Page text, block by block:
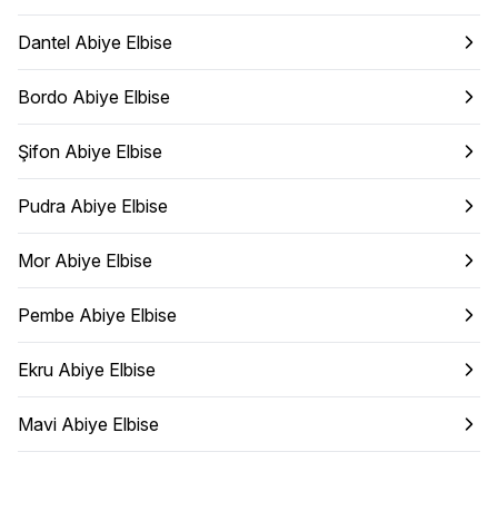
Dantel Abiye Elbise
Bordo Abiye Elbise
Şifon Abiye Elbise
Pudra Abiye Elbise
Mor Abiye Elbise
Pembe Abiye Elbise
Ekru Abiye Elbise
Mavi Abiye Elbise